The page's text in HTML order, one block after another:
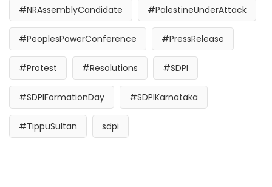
#NRAssemblyCandidate #PalestineUnderAttack
#PeoplesPowerConference #PressRelease
#Protest #Resolutions #SDPI
#SDPIFormationDay #SDPIKarnataka
#TippuSultan sdpi